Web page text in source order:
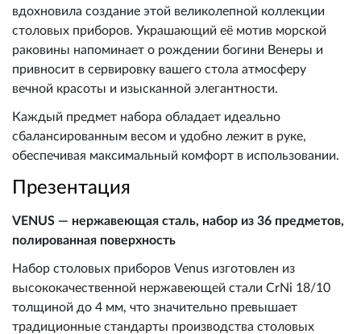
вдохновила создание этой великолепной коллекции
столовых приборов. Украшающий её мотив морской
раковины напоминает о рождении богини Венеры и
привносит в сервировку вашего стола атмосферу
вечной красоты и изысканной элегантности.
Каждый предмет набора обладает идеально
сбалансированным весом и удобно лежит в руке,
обеспечивая максимальный комфорт в использовании.
Презентация
VENUS — нержавеющая сталь, набор из 36 предметов,
полированная поверхность
Набор столовых приборов Venus изготовлен из
высококачественной нержавеющей стали CrNi 18/10
толщиной до 4 мм, что значительно превышает
традиционные стандарты производства столовых